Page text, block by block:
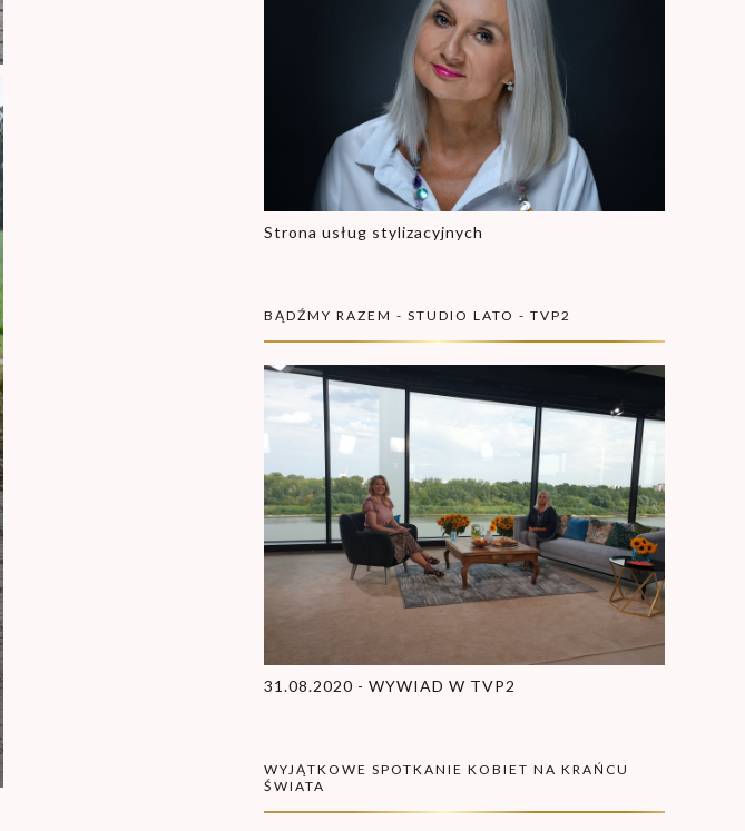
Strona usług stylizacyjnych
BĄDŹMY RAZEM - STUDIO LATO - TVP2
31.08.2020 - WYWIAD W TVP2
WYJĄTKOWE SPOTKANIE KOBIET NA KRAŃCU
ŚWIATA